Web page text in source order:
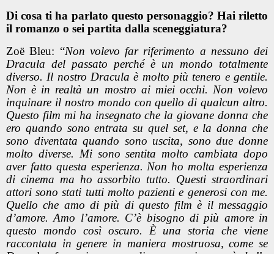
Di cosa ti ha parlato questo personaggio? Hai riletto
il romanzo o sei partita dalla sceneggiatura?
Zoë Bleu: “Non volevo far riferimento a nessuno dei
Dracula del passato perché è un mondo totalmente
diverso. Il nostro Dracula è molto più tenero e gentile.
Non è in realtà un mostro ai miei occhi. Non volevo
inquinare il nostro mondo con quello di qualcun altro.
Questo film mi ha insegnato che la giovane donna che
ero quando sono entrata su quel set, e la donna che
sono diventata quando sono uscita, sono due donne
molto diverse. Mi sono sentita molto cambiata dopo
aver fatto questa esperienza. Non ho molta esperienza
di cinema ma ho assorbito tutto. Questi straordinari
attori sono stati tutti molto pazienti e generosi con me.
Quello che amo di più di questo film è il messaggio
d’amore. Amo l’amore. C’è bisogno di più amore in
questo mondo così oscuro. È una storia che viene
raccontata in genere in maniera mostruosa, come se